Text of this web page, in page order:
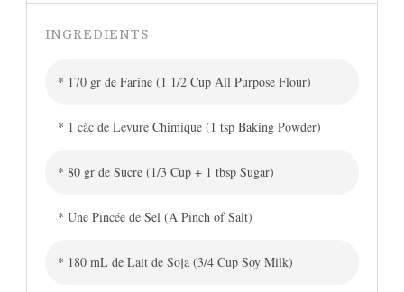
INGREDIENTS
* 170 gr de Farine (1 1/2 Cup All Purpose Flour)
* 1 càc de Levure Chimique (1 tsp Baking Powder)
* 80 gr de Sucre (1/3 Cup + 1 tbsp Sugar)
* Une Pincée de Sel (A Pinch of Salt)
* 180 mL de Lait de Soja (3/4 Cup Soy Milk)